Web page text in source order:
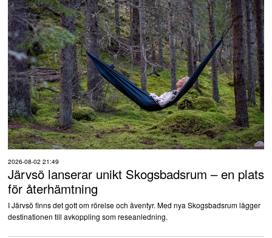
2026-08-02 21:49
Järvsö lanserar unikt Skogsbadsrum – en plats
för återhämtning
I Järvsö finns det gott om rörelse och äventyr. Med nya Skogsbadsrum lägger
destinationen till avkoppling som reseanledning.